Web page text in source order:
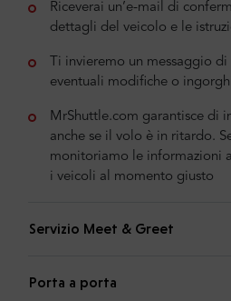
Riceverai un’e-mail di
dettagli del veicolo e le
Ti invieremo un messaggio
eventuali modifiche o ingorghi
MrShuttle.com garantisce di
anche se il volo è in ritardo.
monitoriamo le informazioni
i veicoli al momento giusto
Servizio Meet & Greet
Porta a porta